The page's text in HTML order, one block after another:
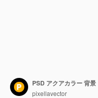
PSD アクアカラー 背景
pixellavector